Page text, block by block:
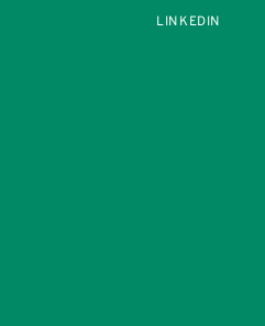
LINKEDIN